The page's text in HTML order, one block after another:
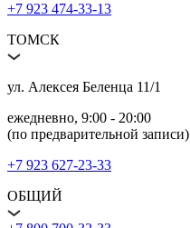
+7 923 474‑33‑13
ТОМСК
ул. Алексея Беленца 11/1
ежедневно, 9:00 ‑ 20:00
(по предварительной записи)
+7 923 627‑23‑33
ОБЩИЙ